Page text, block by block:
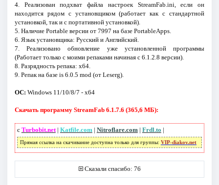
4. Реализован подхват файла настроек StreamFab.ini, если он
находится рядом с установщиком (работает как с стандартной
установкой, так и с портативной установкой).
5. Наличие Portable версии от 7997 на базе PortableApps.
6. Язык установщика: Русский и Английский.
7. Реализовано обновление уже установленной программы
(Работает только с моими репаками начиная с 6.1.2.8 версии).
8. Разрядность репака: x64.
9. Репак на базе is 6.0.5 mod (от Leserg).
ОС: Windows 11/10/8/7 - x64
Скачать программу StreamFab 6.1.7.6 (365,6 МБ):
с Turbobit.net| Katfile.com | Nitroflare.com | Frdl.to |
Прямая ссылка на скачивание доступна только для группы: VIP-diakov.net
Сказали спасибо: 76